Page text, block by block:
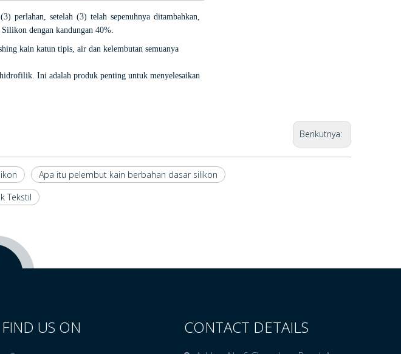
perlahan, setelah (3) telah sepenuhnya ditambahkan,
dengan kandungan 40%.
kain katun tipis, air dan kelembutan semuanya
Ini adalah produk penting untuk menyelesaikan
Berikutnya:
Apa itu pelembut kain berbahan dasar silikon
Tekstil
FIND US ON CONTACT DETAILS